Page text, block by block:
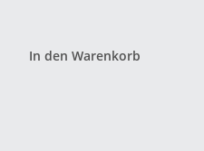
In den Warenkorb